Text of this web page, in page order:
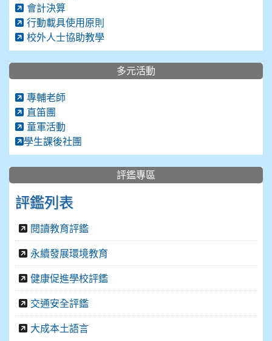
會計決算
行動載具使用原則
校外人士協助教學
多元活動
專輔老師
直笛團
童軍活動
學生課後社團
評鑑專區
評鑑列表
閱讀教育評鑑
永續發展環境教育
健康促進學校評鑑
交通安全評鑑
大成本土語言